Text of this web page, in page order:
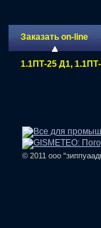
Заказать on-line
1.1ПТ-25 Д1,
© 2011 ооо